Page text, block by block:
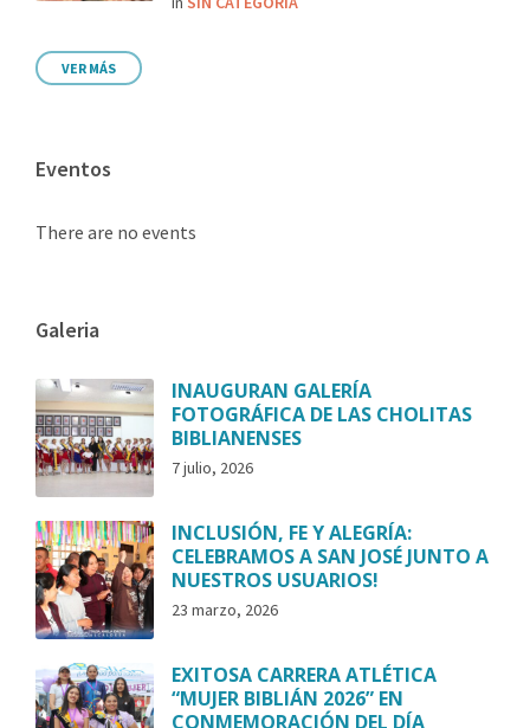
VER MÁS
Eventos
There are no events
Galeria
INAUGURAN GALERÍA
FOTOGRÁFICA DE LAS CHOLITAS
BIBLIANENSES
7 julio, 2026
INCLUSIÓN, FE Y ALEGRÍA:
CELEBRAMOS A SAN JOSÉ JUNTO A
NUESTROS USUARIOS!
23 marzo, 2026
EXITOSA CARRERA ATLÉTICA
“MUJER BIBLIÁN 2026” EN
CONMEMORACIÓN DEL DÍA